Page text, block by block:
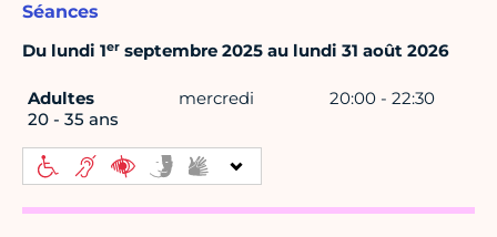
Séances
Du lundi 1er septembre 2025 au lundi 31 août 2026
Adultes
20 - 35 ans
mercredi 20:00 - 22:30